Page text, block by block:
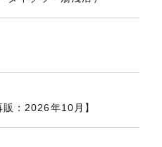
：2026年10月】